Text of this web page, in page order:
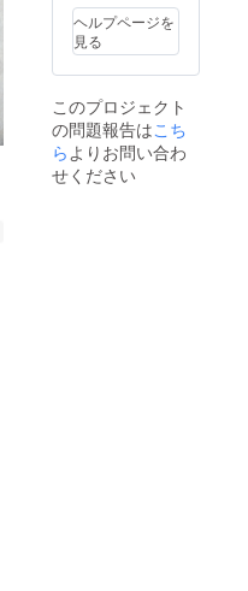
ます。
左右同
サイズ
でリ
をご希
望の方
は、リ
ターン
内のオ
ヘルプページを
見る
このプロジェクト
の問題報告はこち
ら よりお問い合わ
せください